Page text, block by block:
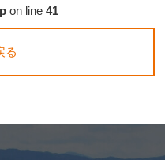
on line41
る